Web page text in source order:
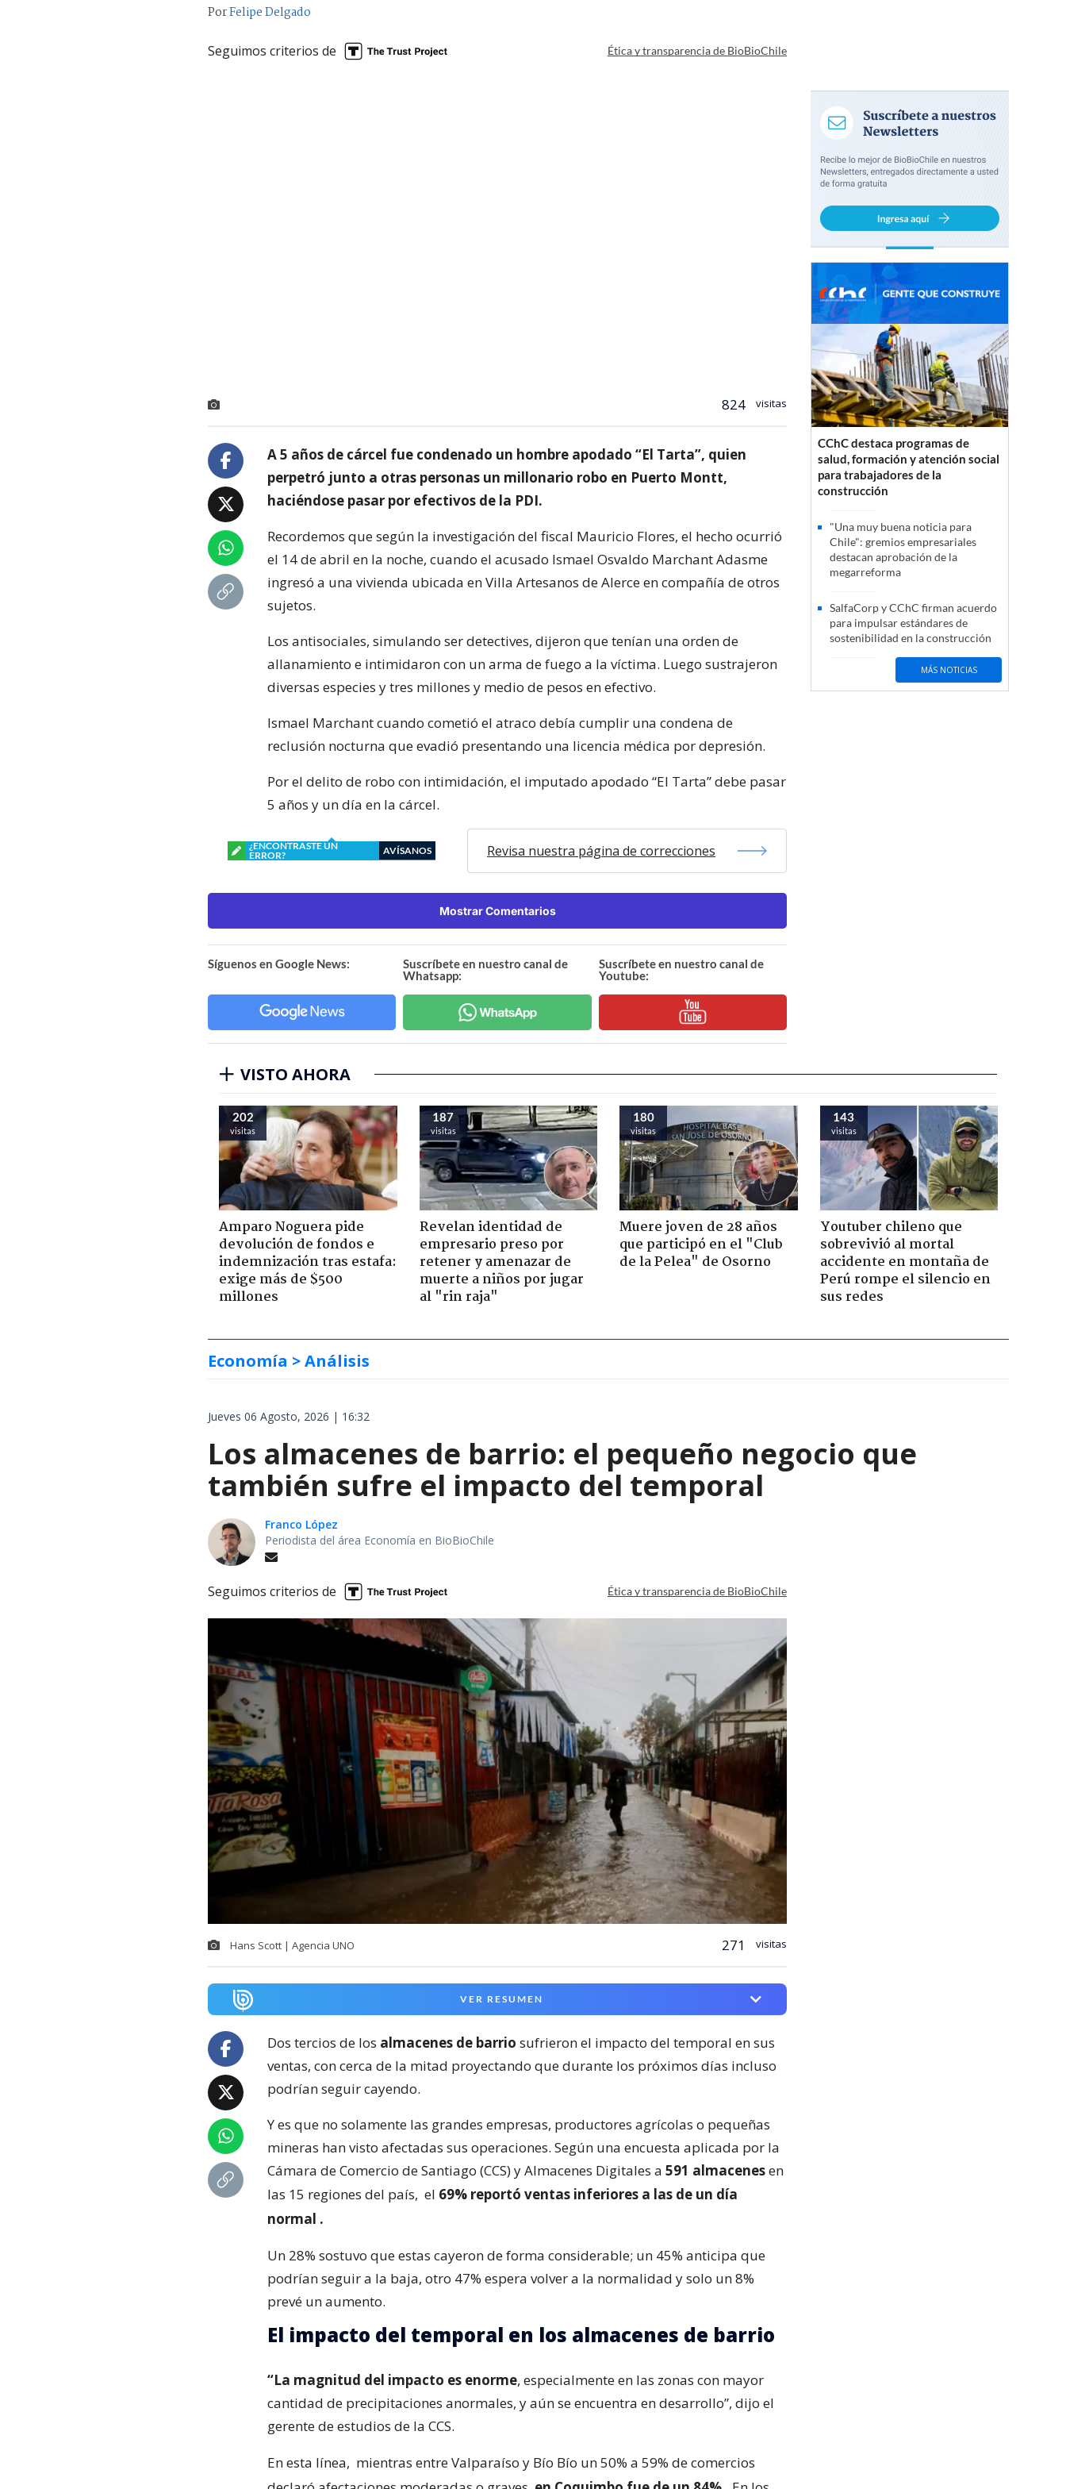
PorFelipe Delgado
Seguimos criterios de Ética y transparencia de BioBioChile
824 visitas
A 5 años de cárcel fue condenado un hombre apodado “El Tarta”, quien
perpetró junto a otras personas un millonario robo en Puerto Montt,
haciéndose pasar por efectivos de la PDI.
Recordemos que según la investigación del fiscal Mauricio Flores, el hecho ocurrió
el 14 de abril en la noche, cuando el acusado Ismael Osvaldo Marchant Adasme
ingresó a una vivienda ubicada en Villa Artesanos de Alerce en compañía de otros
sujetos.
Los antisociales, simulando ser detectives, dijeron que tenían una orden de
allanamiento e intimidaron con un arma de fuego a la víctima. Luego sustrajeron
diversas especies y tres millones y medio de pesos en efectivo.
Ismael Marchant cuando cometió el atraco debía cumplir una condena de
reclusión nocturna que evadió presentando una licencia médica por depresión.
Por el delito de robo con intimidación, el imputado apodado “El Tarta” debe pasar
5 años y un día en la cárcel.
¿ENCONTRASTE UN
ERROR?
AVÍSANOS Revisa nuestra página de correcciones
Mostrar Comentarios
Síguenos en Google News:
Suscríbete en nuestro canal de
Whatsapp:
Suscríbete en nuestro canal de
Youtube:
CChC destaca programas de
salud, formación y atención social
para trabajadores de la
construcción
"Una muy buena noticia para
Chile": gremios empresariales
destacan aprobación de la
megarreforma
SalfaCorp y CChC firman acuerdo
para impulsar estándares de
sostenibilidad en la construcción
MÁS NOTICIAS
VISTO AHORA
202
visitas
Amparo Noguera pide
devolución de fondos e
indemnización tras estafa:
exige más de $500
millones
187
visitas
Revelan identidad de
empresario preso por
retener y amenazar de
muerte a niños por jugar
al "rin raja"
180
visitas
Muere joven de 28 años
que participó en el "Club
de la Pelea" de Osorno
143
visitas
Youtuber chileno que
sobrevivió al mortal
accidente en montaña de
Perú rompe el silencio en
sus redes
Economía > Análisis
Jueves 06 Agosto, 2026 | 16:32
Los almacenes de barrio: el pequeño negocio que
también sufre el impacto del temporal
Franco López
Periodista del área Economía en BioBioChile
Seguimos criterios de Ética y transparencia de BioBioChile
Hans Scott | Agencia UNO 271 visitas
VER RESUMEN
Dos tercios de los almacenes de barrio sufrieron el impacto del temporal en sus
ventas, con cerca de la mitad proyectando que durante los próximos días incluso
podrían seguir cayendo.
Y es que no solamente las grandes empresas, productores agrícolas o pequeñas
mineras han visto afectadas sus operaciones. Según una encuesta aplicada por la
Cámara de Comercio de Santiago (CCS) y Almacenes Digitales a 591 almacenesen
las 15 regiones del país, el 69% reportó ventas inferiores a las de un día
normal .
Un 28% sostuvo que estas cayeron de forma considerable; un 45% anticipa que
podrían seguir a la baja, otro 47% espera volver a la normalidad y solo un 8%
prevé un aumento.
El impacto del temporal en los almacenes de barrio
“La magnitud del impacto es enorme, especialmente en las zonas con mayor
cantidad de precipitaciones anormales, y aún se encuentra en desarrollo”, dijo el
gerente de estudios de la CCS.
En esta línea, mientras entre Valparaíso y Bío Bío un 50% a 59% de comercios